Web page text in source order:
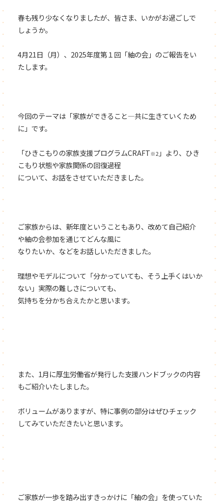
春も残り少なくなりましたが、皆さま、いかがお過ごしで
しょうか。
4月21日（月）、2025年度第１回「紬の会」のご報告をい
たします。
今回のテーマは「家族ができること―共に生きていくため
に」です。
「ひきこもりの家族支援プログラムCRAFT※2 」 より、ひき
こもり状態や家族関係の回復過程
について、お話をさせていただきました。
ご家族からは、新年度ということもあり、改めて自己紹介
や紬の会参加を通じてどんな風に
なりたいか、などをお話しいただきました。
理想やモデルについて「分かっていても、そう上手くはいか
ない」実際の難しさについても、
気持ちを分かち合えたかと思います。
また、1月に厚生労働省が発行した支援ハンドブックの内容
もご紹介いたしました。
ボリュームがありますが、特に事例の部分はぜひチェック
してみていただきたいと思います。
ご家族が一歩を踏み出すきっかけに「紬の会」を使っていた